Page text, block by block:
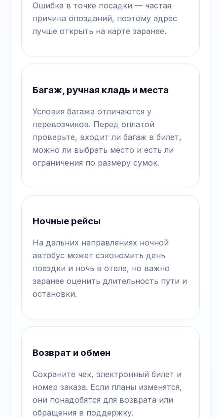
Ошибка в точке посадки — частая
причина опозданий, поэтому адрес
лучше открыть на карте заранее.
Багаж, ручная кладь и места
Условия багажа отличаются у
перевозчиков. Перед оплатой
проверьте, входит ли багаж в билет,
можно ли выбрать место и есть ли
ограничения по размеру сумок.
Ночные рейсы
На дальних направлениях ночной
автобус может сэкономить день
поездки и ночь в отеле, но важно
заранее оценить длительность пути и
остановки.
Возврат и обмен
Сохраните чек, электронный билет и
номер заказа. Если планы изменятся,
они понадобятся для возврата или
обращения в поддержку.